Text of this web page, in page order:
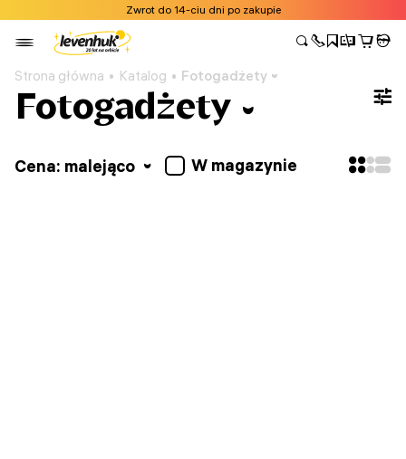
Zwrot do 14-ciu dni po zakupie
Strona główna Katalog Fotogadżety
Fotogadżety
Cena: malejąco W magazynie